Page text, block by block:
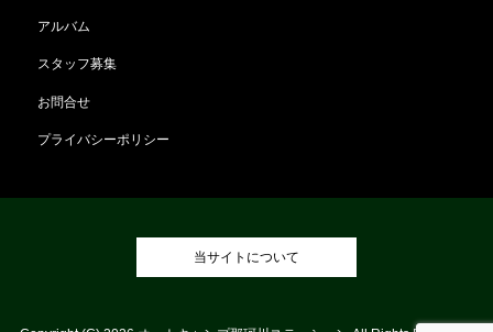
アルバム
スタッフ募集
お問合せ
プライバシーポリシー
当サイトについて